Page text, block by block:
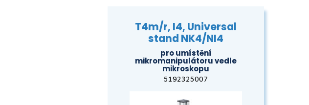
T4m/r, I4, Universal
stand NK4/NI4
pro umístění
mikromanipulátoru vedle
mikroskopu
5192325007